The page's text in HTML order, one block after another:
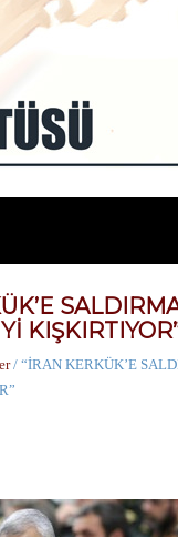
/ “İRAN KERKÜK’E